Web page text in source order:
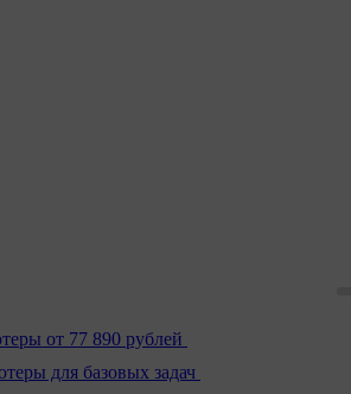
от 77 890 рублей
для базовых задач